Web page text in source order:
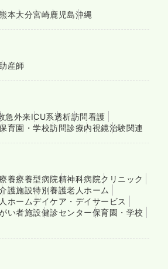
本大分宮崎鹿児島沖縄
助産師
急外来ICU系透析訪問看護
育園・学校訪問診療内視鏡治験関連
養療養型病院精神科病院クリニック
護施設特別養護老人ホーム
ホームデイケア・デイサービス
い者施設健診センター保育園・学校